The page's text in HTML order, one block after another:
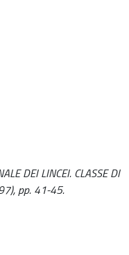
DEI LINCEI. CLASSE DI
pp. 41-45.